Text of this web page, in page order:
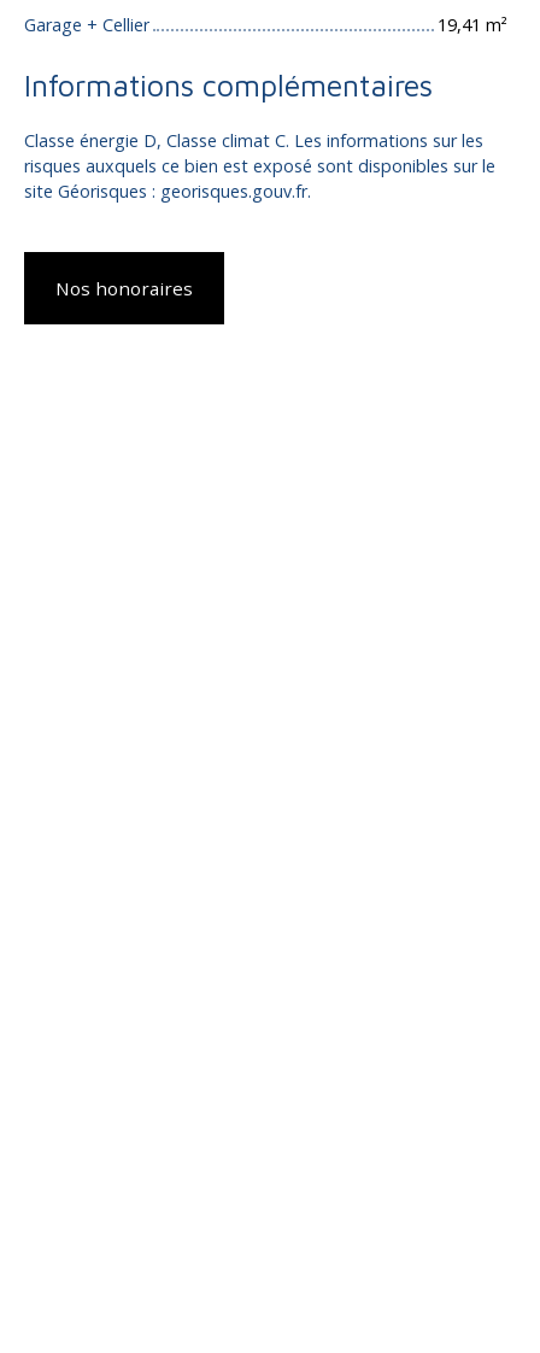
Garage + Cellier
19,41 m²
Informations complémentaires
Classe énergie D, Classe climat C. Les informations sur les
risques auxquels ce bien est exposé sont disponibles sur le
site Géorisques : georisques.gouv.fr.
Nos honoraires